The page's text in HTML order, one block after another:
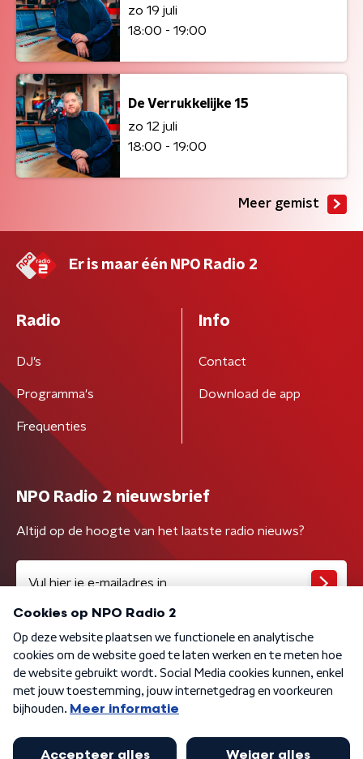
zo 19 juli
18:00 - 19:00
De Verrukkelijke 15
zo 12 juli
18:00 - 19:00
Meer gemist
Er is maar één NPO Radio 2
Radio
DJ’s
Programma's
Frequenties
Info
Contact
Download de app
NPO Radio 2 nieuwsbrief
Altijd op de hoogte van het laatste radio nieuws?
Algemene voorwaarden